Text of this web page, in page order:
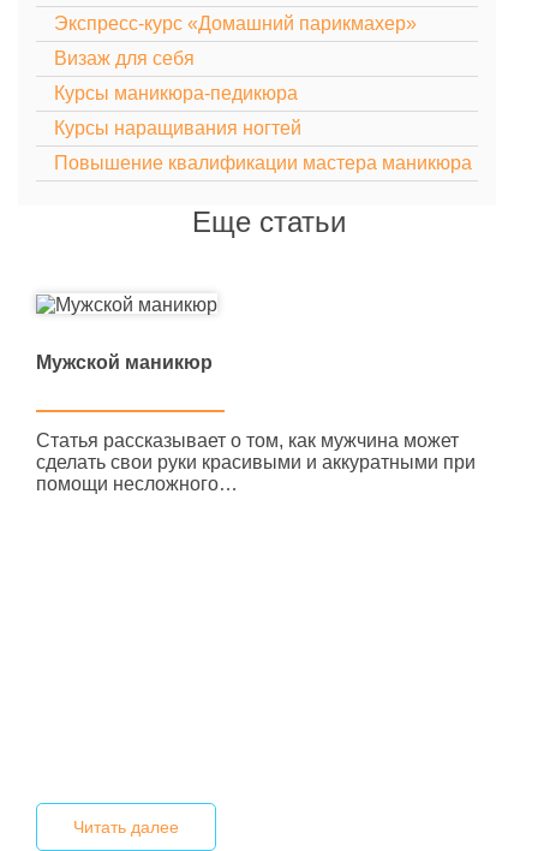
Экспресс-курс «Домашний парикмахер»
Визаж для себя
Курсы маникюра-педикюра
Курсы наращивания ногтей
Повышение квалификации мастера маникюра
Еще статьи
Мужской маникюр
Статья рассказывает о том, как мужчина может
сделать свои руки красивыми и аккуратными при
помощи несложного…
Читать далее